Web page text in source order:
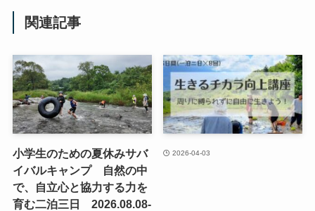
関連記事
小学生のための夏休みサバ
イバルキャンプ 自然の中
で、自立心と協力する力を
育む二泊三日 2026.08.08-
2026-04-03